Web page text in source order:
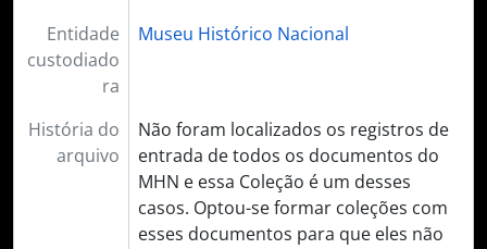
Entidade
custodiado
ra
Museu Histórico Nacional
História do
arquivo
Não foram localizados os registros de
entrada de todos os documentos do
MHN e essa Coleção é um desses
casos. Optou-se formar coleções com
esses documentos para que eles não